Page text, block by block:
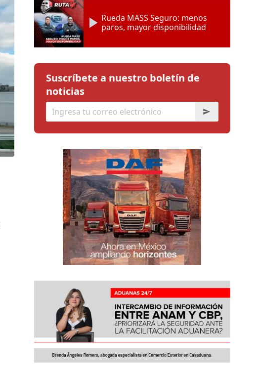
Rueda MASS Seguro: menos
paros, mayor disponibilidad
Suscríbete a nuestro boletín de
noticias